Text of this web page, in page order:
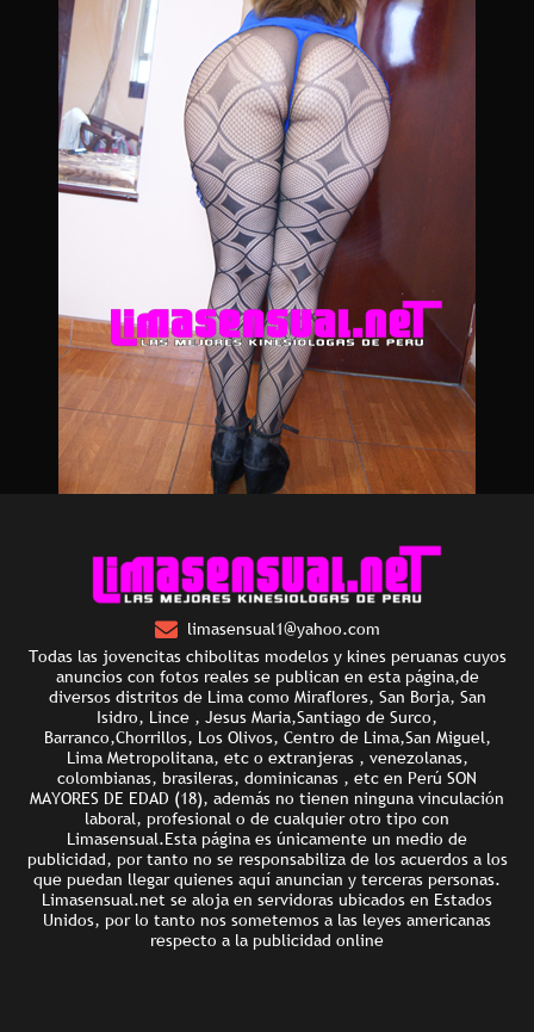
limasensual1@yahoo.com
Todas las jovencitas chibolitas modelos y kines peruanas cuyos
anuncios con fotos reales se publican en esta página,de
diversos distritos de Lima como Miraflores, San Borja, San
Isidro, Lince , Jesus Maria,Santiago de Surco,
Barranco,Chorrillos, Los Olivos, Centro de Lima,San Miguel,
Lima Metropolitana, etc o extranjeras , venezolanas,
colombianas, brasileras, dominicanas , etc en Perú SON
MAYORES DE EDAD (18), además no tienen ninguna vinculación
laboral, profesional o de cualquier otro tipo con
Limasensual.Esta página es únicamente un medio de
publicidad, por tanto no se responsabiliza de los acuerdos a los
que puedan llegar quienes aquí anuncian y terceras personas.
Limasensual.net se aloja en servidoras ubicados en Estados
Unidos, por lo tanto nos sometemos a las leyes americanas
respecto a la publicidad online